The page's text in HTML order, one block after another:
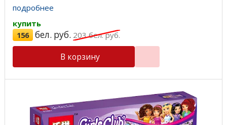
подробнее
купить
156 бел. руб. 203бел. руб.
В корзину